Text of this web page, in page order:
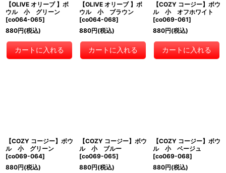
【OLIVE オリーブ 】ボ
ウル 小 グリーン
[co064-065]
880円(税込)
カートに入れる
【OLIVE オリーブ 】ボ
ウル 小 ブラウン
[co064-068]
880円(税込)
カートに入れる
【COZY コージー】ボウ
ル 小 オフホワイト
[co069-061]
880円(税込)
カートに入れる
【COZY コージー】ボウ
ル 小 グリーン
[co069-064]
880円(税込)
【COZY コージー】ボウ
ル 小 ブルー
[co069-065]
880円(税込)
【COZY コージー】ボウ
ル 小 ベージュ
[co069-068]
880円(税込)